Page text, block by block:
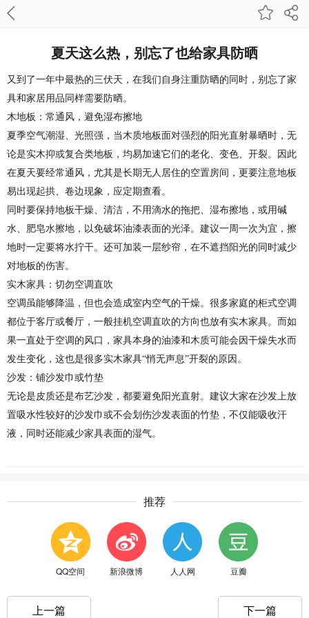
夏天这么热，别忘了也给家具防晒
又到了一年中最热的三伏天，在我们自身注重防晒的同时，别忘了家
具和家居用品同样需要防晒。
木地板：常通风，避免湿布擦地
夏季空气潮湿、光照强，当木质地板面对强烈的阳光直射暴晒时，无
论是实木抑或复合类地板，均易加速它们的老化、变色、开裂。因此
在夏天要经常通风，尤其是长期无人居住的空置房间，更要注意地板
易出现起拱、卷边现象，应定期查看。
同时要保持地板干燥、清洁，不用滴水的拖把、湿布擦地，或用碱
水、肥皂水擦地，以免破坏油漆表面的光泽。建议一周一次为宜，擦
地时一定要将水拧干。还可加装一层纱帘，在不遮挡阳光的同时减少
对地板的伤害。
实木家具：切勿空调直吹
空调虽能够降温，但也会造成室内空气的干燥。很多家庭的柜式空调
都位于客厅或餐厅，一般挂机空调直吹的方向也放有实木家具。而如
果一直处于空调的风口，家具本身的油漆和木质可能会因干燥失水而
发生变化，这也是很多实木家具“悄无声息”开裂的原因。
沙发：铺沙发巾或竹垫
无论是皮质还是布艺沙发，都要避免阳光直射。建议大家在沙发上放
置吸水性较好的沙发巾或不会划伤沙发表面的竹垫，不仅能吸收汗
液，同时还能减少家具表面的湿气。
推荐
QQ空间 新浪微博 人人网 豆瓣
上一篇 下一篇